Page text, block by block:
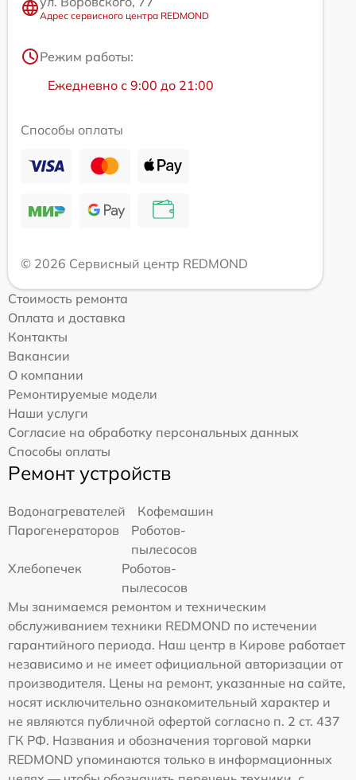
Адрес сервисного центра REDMOND
Режим работы:
Ежедневно с 9:00 до 21:00
Способы оплаты
© 2026 Сервисный центр REDMOND
Стоимость ремонта
Оплата и доставка
Контакты
Вакансии
О компании
Ремонтируемые модели
Наши услуги
Согласие на обработку персональных данных
Способы оплаты
Ремонт устройств
Водонагревателей
Кофемашин
Парогенераторов
Роботов-
пылесосов
Хлебопечек
Роботов-
пылесосов
Мы занимаемся ремонтом и техническим
обслуживанием техники REDMOND по истечении
гарантийного периода. Наш центр в Кирове работает
независимо и не имеет официальной авторизации от
производителя. Цены на ремонт, указанные на сайте,
носят исключительно ознакомительный характер и
не являются публичной офертой согласно п. 2 ст. 437
ГК РФ. Названия и обозначения торговой марки
REDMOND упоминаются только в информационных